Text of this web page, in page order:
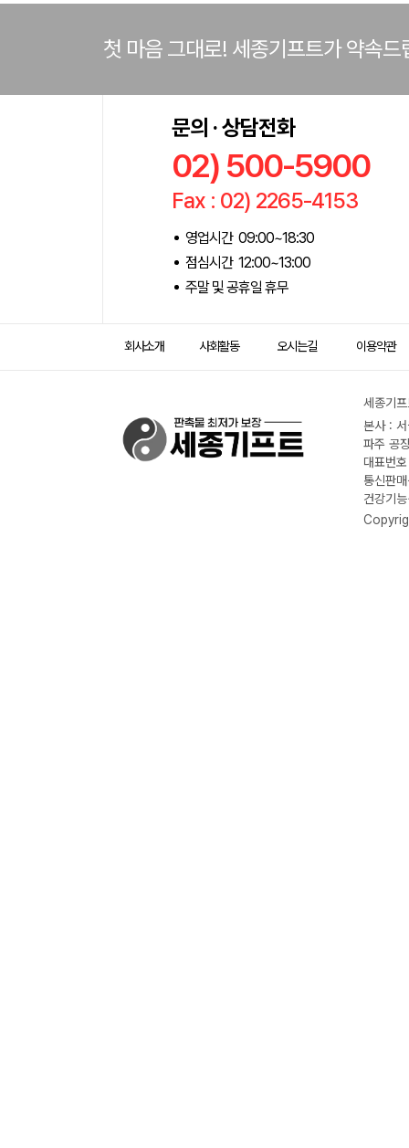
첫 마음 그대로! 세종기프트가 약속드
문의 · 상담전화
02) 500-5900
Fax : 02) 2265-4153
영업시간 09:00~18:30
점심시간 12:00~13:00
주말 및 공휴일 휴무
회사소개 사회활동 오시는길 이용약관
세종기
본사 :
파주 공
대표번
통신판
건강기